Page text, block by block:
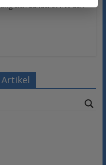
sich zunächst mit den
Artikel